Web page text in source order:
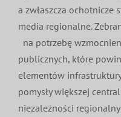
a zwłaszcza ochotnicze
media regionalne.
na potrzebę
publicznych, które
elementów
pomysły większej
niezależności